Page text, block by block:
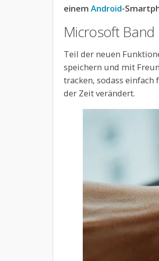
einem Android-
Microsoft
Teil der neuen
speichern und mit
tracken, sodass einfach
der Zeit verändert.